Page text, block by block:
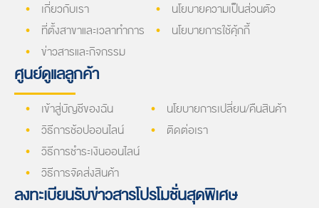
เกี่ยวกับเรา
ที่ตั้งสาขาและเวลาทำการ
ข่าวสารและกิจกรรม
นโยบายความเป็นส่วนตัว
นโยบายการใช้คุ้กกี้
ศูนย์ดูแลลูกค้า
เข้าสู่บัญชีของฉัน
วิธีการช้อปออนไลน์
วิธีการชำระเงินออนไลน์
วิธีการจัดส่งสินค้า
นโยบายการเปลี่ยน/คืนสินค้า
ติดต่อเรา
ลงทะเบียนรับข่าวสารโปรโมชั่นสุดพิเศษ